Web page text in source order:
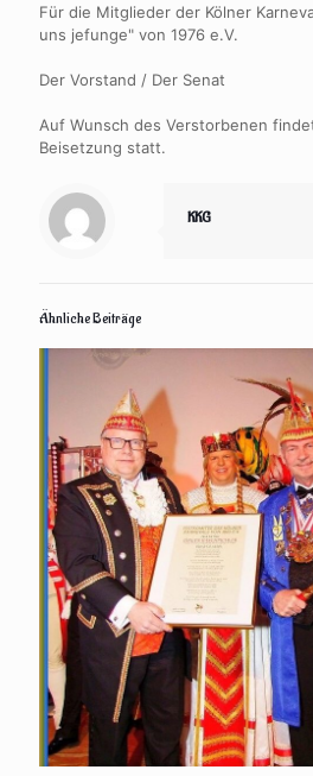
Für die Mitglieder der Kölner
uns jefunge" von 1976 e.V.
Der Vorstand / Der Senat
Auf Wunsch des Verstorbenen
Beisetzung statt.
KKG
Ähnliche Beiträge